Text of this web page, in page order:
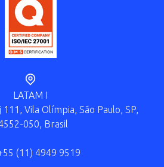
LATAM I
111, Vila Olímpia, São Paulo, SP,
050, Brasil
(11) 4949 9519